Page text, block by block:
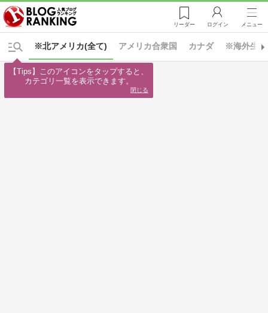
リーダー ログイン メニュー
※北アメリカ(全て) ※海外生活
アメリカ合衆国 カナダ
【Tips】このアイコンをタップすると、
カテゴリ一覧を表示できます。
閉じる